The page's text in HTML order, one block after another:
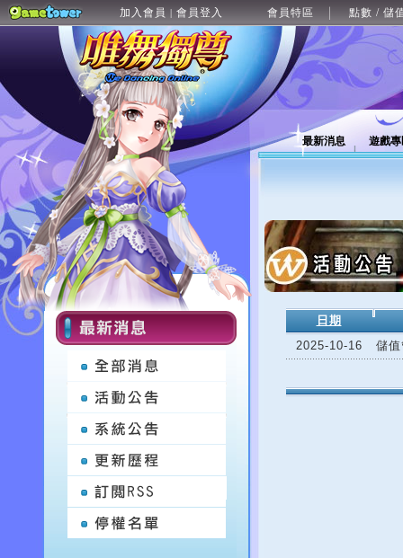
加入會員 | 會員登入 會員特區 點數 / 儲
最新消息 遊戲
日期
2025-10-16
儲